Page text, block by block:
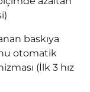
baskıya
otomatik
(İlk 3 hız